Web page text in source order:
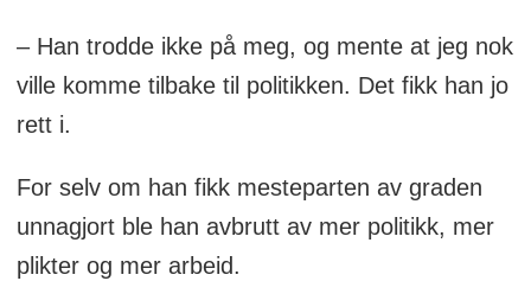
– Han trodde ikke på meg, og mente at jeg nok
ville komme tilbake til politikken. Det fikk han jo
rett i.
For selv om han fikk mesteparten av graden
unnagjort ble han avbrutt av mer politikk, mer
plikter og mer arbeid.